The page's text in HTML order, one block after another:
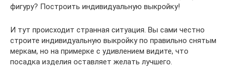
фигуру? Построить индивидуальную выкройку!
И тут происходит странная ситуация. Вы сами честно
строите индивидуальную выкройку по правильно снятым
меркам, но на примерке с удивлением видите, что
посадка изделия оставляет желать лучшего.